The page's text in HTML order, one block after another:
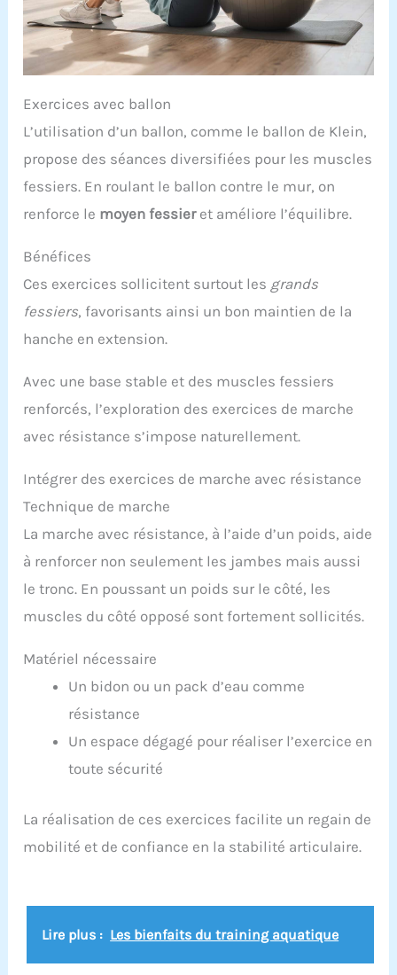
Exercices avec ballon
L’utilisation d’un ballon, comme le ballon de Klein,
propose des séances diversifiées pour les muscles
fessiers. En roulant le ballon contre le mur, on
renforce le moyen fessieret améliore l’équilibre.
Bénéfices
Ces exercices sollicitent surtout les grands
fessiers, favorisants ainsi un bon maintien de la
hanche en extension.
Avec une base stable et des muscles fessiers
renforcés, l’exploration des exercices de marche
avec résistance s’impose naturellement.
Intégrer des exercices de marche avec résistance
Technique de marche
La marche avec résistance, à l’aide d’un poids, aide
à renforcer non seulement les jambes mais aussi
le tronc. En poussant un poids sur le côté, les
muscles du côté opposé sont fortement sollicités.
Matériel nécessaire
Un bidon ou un pack d’eau comme
résistance
Un espace dégagé pour réaliser l’exercice en
toute sécurité
La réalisation de ces exercices facilite un regain de
mobilité et de confiance en la stabilité articulaire.
Lire plus : Les bienfaits du training aquatique